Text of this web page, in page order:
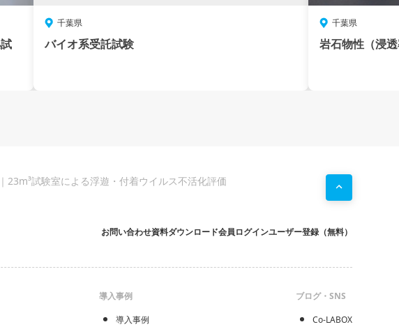
千葉県
バイオ系受託試験
千葉県
岩石物性（浸
23m³試験室による浮遊・付着ウイルス不活化評価
お問い合わせ資料ダウンロード会員ログインユーザー登録（無料）
導入事例
導入事例
ブログ・SNS
Co-LABOX